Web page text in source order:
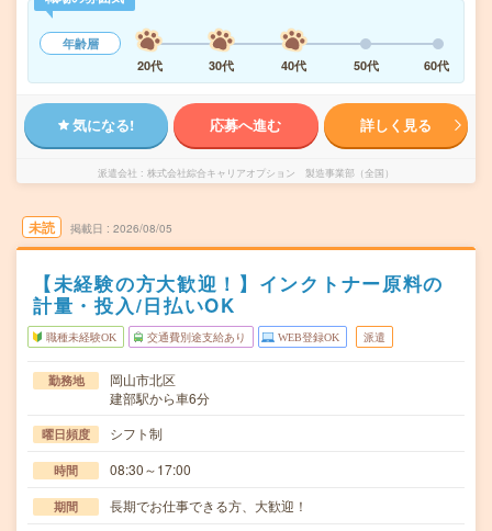
年齢層
20代
30代 40代 50代 60代
気になる! 応募へ進む 詳しく見る
派遣会社 株式会社綜合キャリアオプション 製造事業部（全国）
未読 掲載日 2026/08/05
【未経験の方大歓迎！】インクトナー原料の
計量・投入/日払いOK
職種未経験OK 交通費別途支給あり WEB登録OK 派遣
勤務地
岡山市北区
建部駅から車6分
曜日頻度 シフト制
時間 08:30～17:00
期間 長期でお仕事できる方、大歓迎！